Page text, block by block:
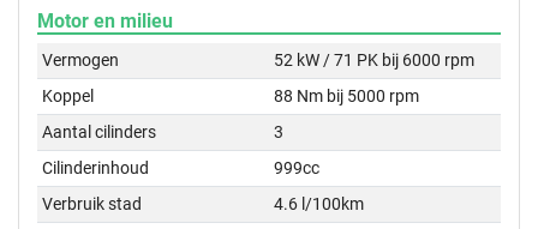
Motor en milieu
Vermogen
52 kW / 71 PK bij 6000 rpm
Koppel
88 Nm bij 5000 rpm
Aantal cilinders
3
Cilinderinhoud
999cc
Verbruik stad
4.6 l/100km